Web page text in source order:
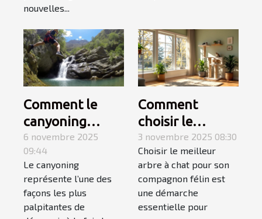
nouvelles...
Comment le
canyoning
fusionne
montagne et
mer pour une
aventure
inoubliable ?
6 novembre 2025
09:44
Le canyoning
représente l’une des
façons les plus
palpitantes de
Comment
choisir le
meilleur arbre à
chat pour votre
compagnon ?
3 novembre 2025 08:30
Choisir le meilleur
arbre à chat pour son
compagnon félin est
une démarche
essentielle pour